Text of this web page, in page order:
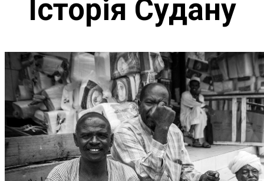
Історія Судану